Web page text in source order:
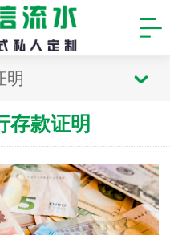
明
存款证明